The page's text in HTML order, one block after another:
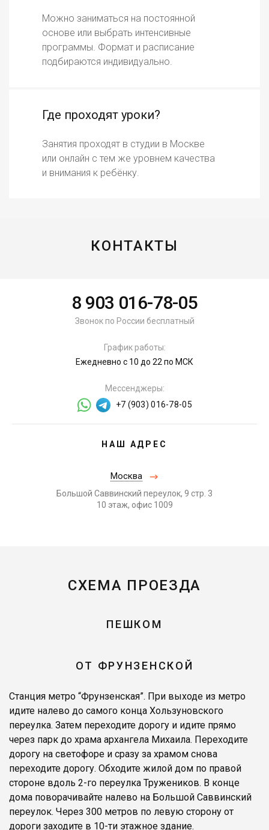
Можно заниматься на постоянной
основе или выбрать интенсивные
программы. Формат и расписание
подбираются индивидуально.
Где проходят уроки?
Занятия проходят в студии в Москве
или онлайн с тем же уровнем качества
и внимания к ребёнку.
КОНТАКТЫ
8 903 016-78-05
Звонок по России бесплатный
График работы:
Ежедневно с 10 до 22 по МСК
Мессенджеры:
+7 (903) 016-78-05
НАШ АДРЕС
Москва
Большой Саввинский переулок, 9 стр. 3
10 этаж, офис 1009
СХЕМА ПРОЕЗДА
ПЕШКОМ
ОТ ФРУНЗЕНСКОЙ
Станция метро “Фрунзенская”. При выходе из метро
идите налево до самого конца Хользуновского
переулка. Затем переходите дорогу и идите прямо
через парк до храма архангела Михаила. Переходите
дорогу на светофоре и сразу за храмом снова
переходите дорогу. Обходите жилой дом по правой
стороне вдоль 2-го переулка Тружеников. В конце
дома поворачивайте налево на Большой Саввинский
переулок. Через 300 метров по левую сторону от
дороги заходите в 10-ти этажное здание.